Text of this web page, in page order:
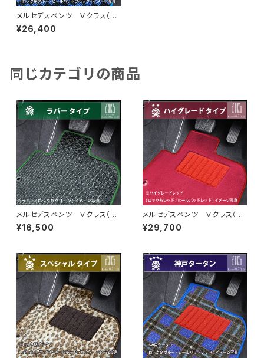
メルセデスベンツ Ｖクラス（W
447） H27/10〜 7人乗 標
準ボディ フロアマット一式 カ
¥26,400
同じカテゴリの商品
メルセデスベンツ Ｖクラス（W
447） H27/10〜 7人乗 標
準ボディ フロアマット一式 カ
¥16,500
メルセデスベンツ Ｖクラス（W
447） H27/10〜 7人乗 標
準ボディ フロアマット一式 カ
¥29,700